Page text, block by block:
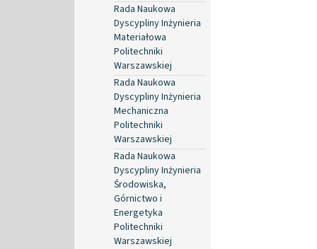
Rada Naukowa
Dyscypliny Inżynieria
Materiałowa
Politechniki
Warszawskiej
Rada Naukowa
Dyscypliny Inżynieria
Mechaniczna
Politechniki
Warszawskiej
Rada Naukowa
Dyscypliny Inżynieria
Środowiska,
Górnictwo i
Energetyka
Politechniki
Warszawskiej